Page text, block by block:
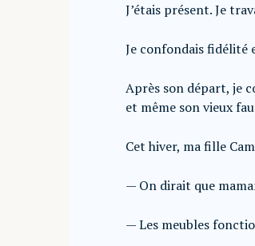
J’étais présent. Je
Je confondais
Après son départ, je
et même son vieux
Cet hiver, ma fille
— On dirait que
— Les meubles